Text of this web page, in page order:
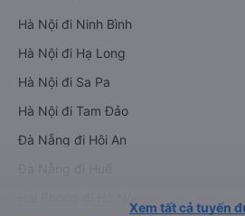
Hà Nội đi Ninh Bình
Hà Nội đi Hạ Long
Hà Nội đi Sa Pa
Hà Nội đi Tam Đảo
Đà Nẵng đi Hội An
Xem tất cả tuyến